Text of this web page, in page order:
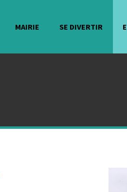
MAIRIE SE DIVERTIR